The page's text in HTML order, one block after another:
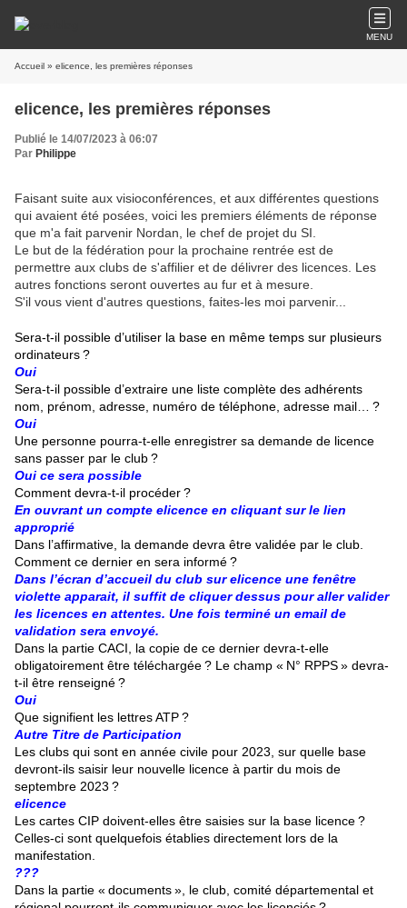
MENU
Accueil » elicence, les premières réponses
elicence, les premières réponses
Publié le 14/07/2023 à 06:07
Par Philippe
Faisant suite aux visioconférences, et aux différentes questions
qui avaient été posées, voici les premiers éléments de réponse
que m'a fait parvenir Nordan, le chef de projet du SI.
Le but de la fédération pour la prochaine rentrée est de
permettre aux clubs de s'affilier et de délivrer des licences. Les
autres fonctions seront ouvertes au fur et à mesure.
S'il vous vient d'autres questions, faites-les moi parvenir...
Sera-t-il possible d’utiliser la base en même temps sur plusieurs
ordinateurs ?
Oui
Sera-t-il possible d’extraire une liste complète des adhérents
nom, prénom, adresse, numéro de téléphone, adresse mail… ?
Oui
Une personne pourra-t-elle enregistrer sa demande de licence
sans passer par le club ?
Oui ce sera possible
Comment devra-t-il procéder ?
En ouvrant un compte elicence en cliquant sur le lien
approprié
Dans l’affirmative, la demande devra être validée par le club.
Comment ce dernier en sera informé ?
Dans l’écran d’accueil du club sur elicence une fenêtre
violette apparait, il suffit de cliquer dessus pour aller valider
les licences en attentes. Une fois terminé un email de
validation sera envoyé.
Dans la partie CACI, la copie de ce dernier devra-t-elle
obligatoirement être téléchargée ? Le champ « N° RPPS » devra-
t-il être renseigné ?
Oui
Que signifient les lettres ATP ?
Autre Titre de Participation
Les clubs qui sont en année civile pour 2023, sur quelle base
devront-ils saisir leur nouvelle licence à partir du mois de
septembre 2023 ?
elicence
Les cartes CIP doivent-elles être saisies sur la base licence ?
Celles-ci sont quelquefois établies directement lors de la
manifestation.
???
Dans la partie « documents », le club, comité départemental et